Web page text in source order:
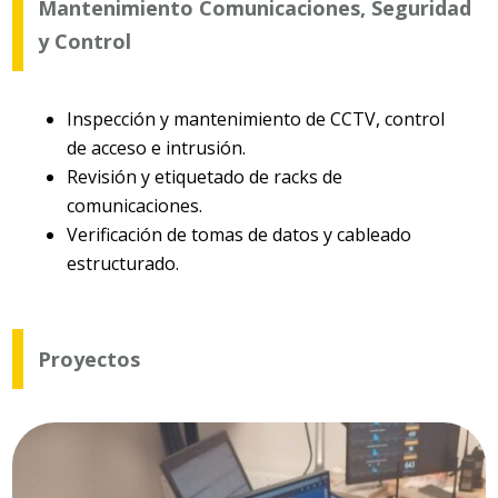
Mantenimiento Comunicaciones, Seguridad
y Control
Inspección y mantenimiento de CCTV, control
de acceso e intrusión.
Revisión y etiquetado de racks de
comunicaciones.
Verificación de tomas de datos y cableado
estructurado.
Proyectos